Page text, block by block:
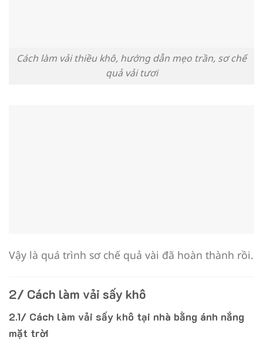
Cách làm vải thiều khô, hướng dẫn mẹo trần, sơ chế
quả vải tươi
Vậy là quá trình sơ chế quả vài đã hoàn thành rồi.
2/ Cách làm vải sấy khô
2.1/ Cách làm vải sấy khô tại nhà bằng ánh nắng
mặt trời